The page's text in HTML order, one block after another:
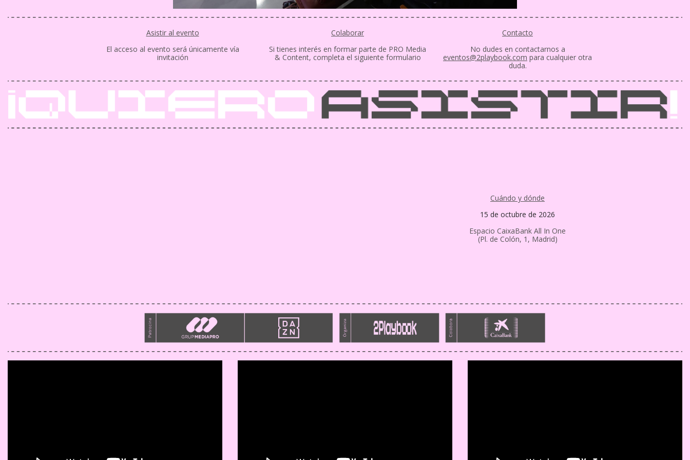
Asistir al evento
El acceso al evento será únicamente vía
invitación
Colaborar
Si tienes interés en formar parte de PRO Media
& Content, completa el siguiente formulario
Contacto
No dudes en contactarnos a
eventos@2playbook.com para cualquier otra
duda.
Cuándo y dónde
15 de octubre de 2026
Espacio CaixaBank All In One
(Pl. de Colón, 1, Madrid)